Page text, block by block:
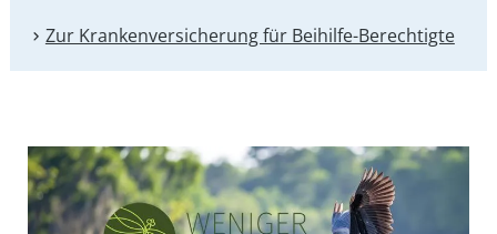
Zur Kranken­versicherung für Beihilfe-Berechtigte